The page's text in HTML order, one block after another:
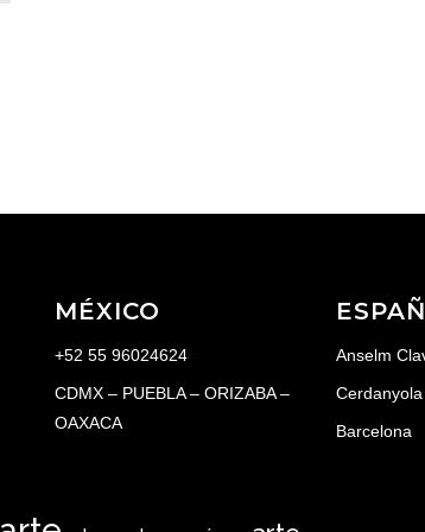
MÉXICO
+52 55 96024624
CDMX – PUEBLA – ORIZABA –
OAXACA
Anselm
Barcelona